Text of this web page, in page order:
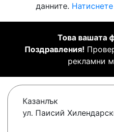
данните.
Това вашата
Поздравления!
рекламни
Казанлък
ул. Паисий